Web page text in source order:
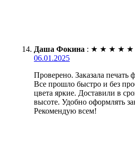
Даша Фокина : ★ ★ ★ ★ ★
06.01.2025
Проверено. Заказала печать
Все прошло быстро и без
цвета яркие. Доставили в
высоте. Удобно оформлять
Рекомендую всем!